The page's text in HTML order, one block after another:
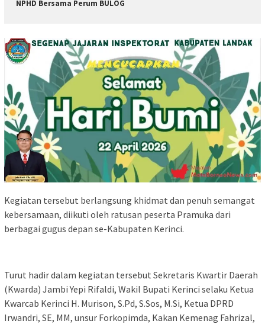
NPHD Bersama Perum BULOG
Kegiatan tersebut berlangsung khidmat dan penuh semangat
kebersamaan, diikuti oleh ratusan peserta Pramuka dari
berbagai gugus depan se-Kabupaten Kerinci.
Turut hadir dalam kegiatan tersebut Sekretaris Kwartir Daerah
(Kwarda) Jambi Yepi Rifaldi, Wakil Bupati Kerinci selaku Ketua
Kwarcab Kerinci H. Murison, S.Pd, S.Sos, M.Si, Ketua DPRD
Irwandri, SE, MM, unsur Forkopimda, Kakan Kemenag Fahrizal,